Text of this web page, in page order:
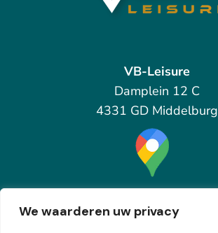
We waarderen uw privacy
VB-Leisure
Damplein 12 C
4331 GD Middelburg